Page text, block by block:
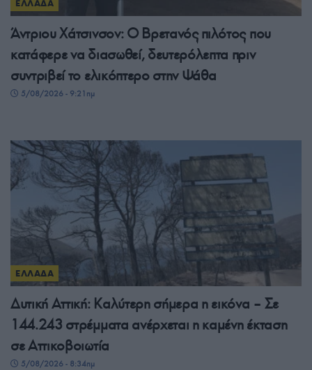
ΕΛΛΑΔΑ
Άντριου Χάτσινσον: Ο Βρετανός πιλότος που
κατάφερε να διασωθεί, δευτερόλεπτα πριν
συντριβεί το ελικόπτερο στην Ψάθα
5/08/2026 - 9:21πμ
ΕΛΛΑΔΑ
Δυτική Αττική: Καλύτερη σήμερα η εικόνα – Σε
144.243 στρέμματα ανέρχεται η καμένη έκταση
σε Αττικοβοιωτία
5/08/2026 - 8:34πμ